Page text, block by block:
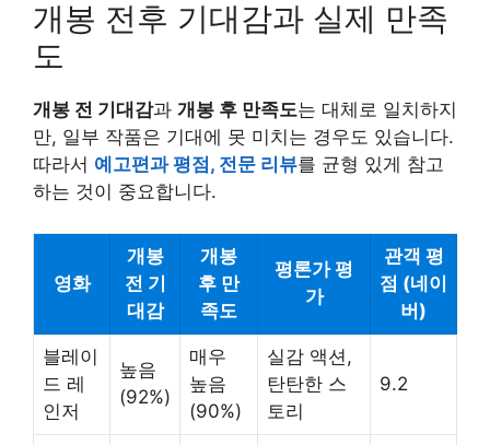
개봉 전후 기대감과 실제 만족
도
개봉 전 기대감과 개봉 후 만족도는 대체로 일치하지
만, 일부 작품은 기대에 못 미치는 경우도 있습니다.
따라서 예고편과 평점, 전문 리뷰를 균형 있게 참고
하는 것이 중요합니다.
영화
개봉
전 기
대감
개봉
후 만
족도
평론가 평
가
관객 평
점 (네이
버)
블레이
드 레
인저
높음
(92%)
매우
높음
(90%)
실감 액션,
탄탄한 스
토리
9.2